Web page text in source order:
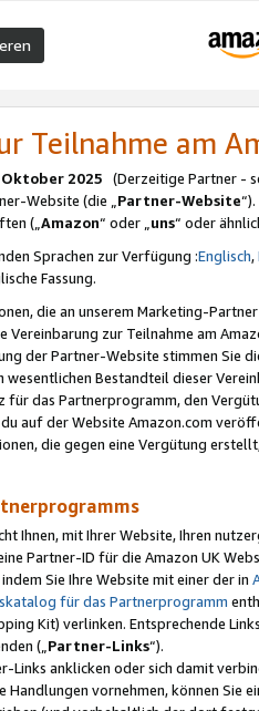
Teilnahme am
Oktober 2025 (Derzeitige Partner -
Website (die „Partner-Website
(„Amazon“ oder „uns“ oder
Sprachen zur Verfügung :Englisch,
Fassung.
die an unserem Marketing-
Vereinbarung zur Teilnahme am
der Partner-Website stimmen Sie
wesentlichen Bestandteil dieser
für das Partnerprogramm, den
auf der Website Amazon.com
die gegen eine Vergütung
Ihnen, mit Ihrer Website, Ihren
Partner-ID für die Amazon UK
Sie Ihre Website mit einer der in
für das Partnerprogramm
Kit) verlinken. Entsprechende
(„ Partner-Links“).
Links anklicken oder sich damit
Handlungen vornehmen, können Sie